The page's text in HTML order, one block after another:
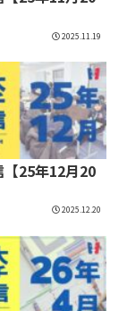
2025.11.19
【25年12月20
2025.12.20